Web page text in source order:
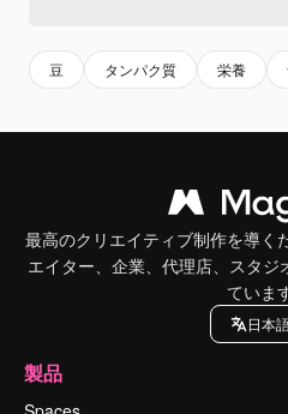
豆 タンパク質 栄養
最高のクリエイティブ制作を導く
エイター、企業、代理店、スタ
ていま
日本
製品